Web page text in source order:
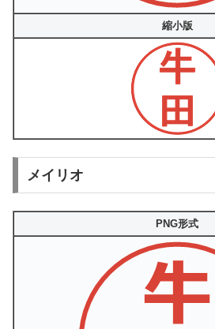
縮小版
メイリオ
PNG形式